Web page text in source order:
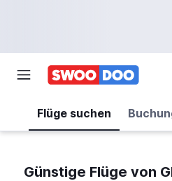
Flüge suchen
Günstige Flüge von